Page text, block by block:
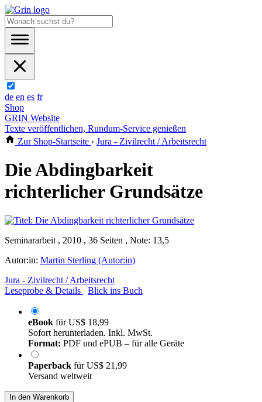
de en es fr
Shop
GRIN Website
Texte veröffentlichen, Rundum-Service genießen
Zur Shop-Startseite › Jura - Zivilrecht / Arbeitsrecht
Die Abdingbarkeit
richterlicher Grundsätze
Seminararbeit , 2010 , 36 Seiten , Note: 13,5
Autor:in: Martin Sterling (Autor:in)
Jura - Zivilrecht / Arbeitsrecht
Leseprobe & Details
Blick ins Buch
eBook fürUS$ 18,99
Sofort herunterladen. Inkl. MwSt.
Format: PDF und ePUB – für alle Geräte
Paperback fürUS$ 21,99
Versand weltweit
In den Warenkorb